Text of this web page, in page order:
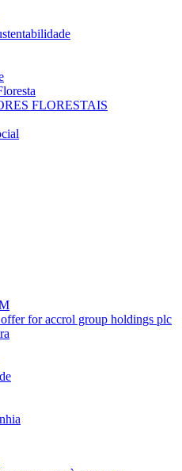
FLORESTAIS
for accrol group holdings plc